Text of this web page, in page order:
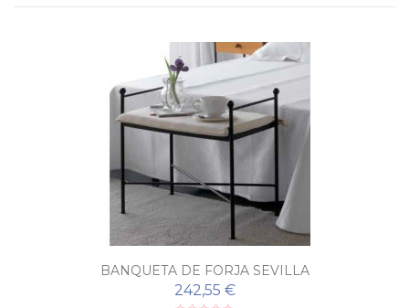
BANQUETA DE FORJA SEVILLA
242,55 €